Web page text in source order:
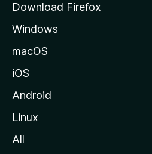
Download Firefox
Windows
macOS
iOS
Android
Linux
All